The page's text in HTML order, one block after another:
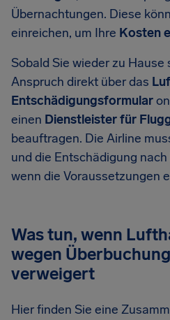
Übernachtungen. Diese
einreichen, um Ihre Kosten
Sobald Sie wieder zu Hause
Anspruch direkt über das
Entschädigungsformular
einen Dienstleister für
beauftragen. Die Airline
und die Entschädigung
wenn die Voraussetzungen
Was tun, wenn
wegen
verweigert
Hier finden Sie eine